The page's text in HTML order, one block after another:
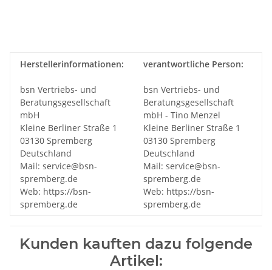
Herstellerinformationen:
bsn Vertriebs- und
Beratungsgesellschaft
mbH
Kleine Berliner Straße 1
03130 Spremberg
Deutschland
Mail: service@bsn-
spremberg.de
Web: https://bsn-
spremberg.de
verantwortliche Person:
bsn Vertriebs- und
Beratungsgesellschaft
mbH - Tino Menzel
Kleine Berliner Straße 1
03130 Spremberg
Deutschland
Mail: service@bsn-
spremberg.de
Web: https://bsn-
spremberg.de
Kunden kauften dazu folgende
Artikel: